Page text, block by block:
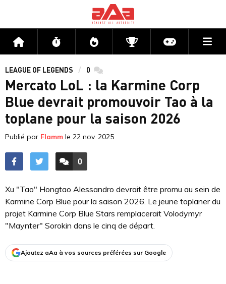
Accueil Flux Directs CompétitionsActu jeux
LEAGUE OF LEGENDS 0 commentaires
Mercato LoL : la Karmine Corp
Blue devrait promouvoir Tao à la
toplane pour la saison 2026
Publié par Flamm le 22 nov. 2025
ACCÉDER AUX
0
COMMENTAIRES
Xu "Tao" Hongtao Alessandro devrait être promu au sein de
Karmine Corp Blue pour la saison 2026. Le jeune toplaner du
projet Karmine Corp Blue Stars remplacerait Volodymyr
"Maynter" Sorokin dans le cinq de départ.
Ajoutez aAa à vos sources préférées sur Google